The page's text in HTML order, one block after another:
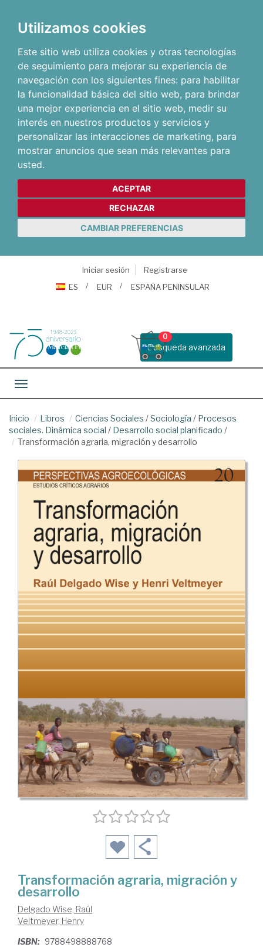
Utilizamos cookies
Este sitio web utiliza cookies y otras tecnologías
de seguimiento para mejorar su experiencia de
navegación con los siguientes fines: para habilitar
la funcionalidad básica del sitio web, para brindar
una mejor experiencia en el sitio web, medir su
interés en nuestros productos y servicios y
personalizar las interacciones de marketing, para
mostrar anuncios que sean más relevantes para
usted.
ACEPTAR
RECHAZAR
CAMBIAR PREFERENCIAS
Iniciar sesión
Registrarse
ES
EUR ESPAÑA PENINSULAR
Busqueda avanzada
0
Toggle navigation
Inicio Libros Ciencias Sociales /Sociología / Procesos
sociales. Dinámica social / Desarrollo social planificado /
Transformación agraria, migración y desarrollo
Transformación agraria, migración y
desarrollo
Delgado Wise, Raúl
Veltmeyer, Henry
ISBN: 9788498888768